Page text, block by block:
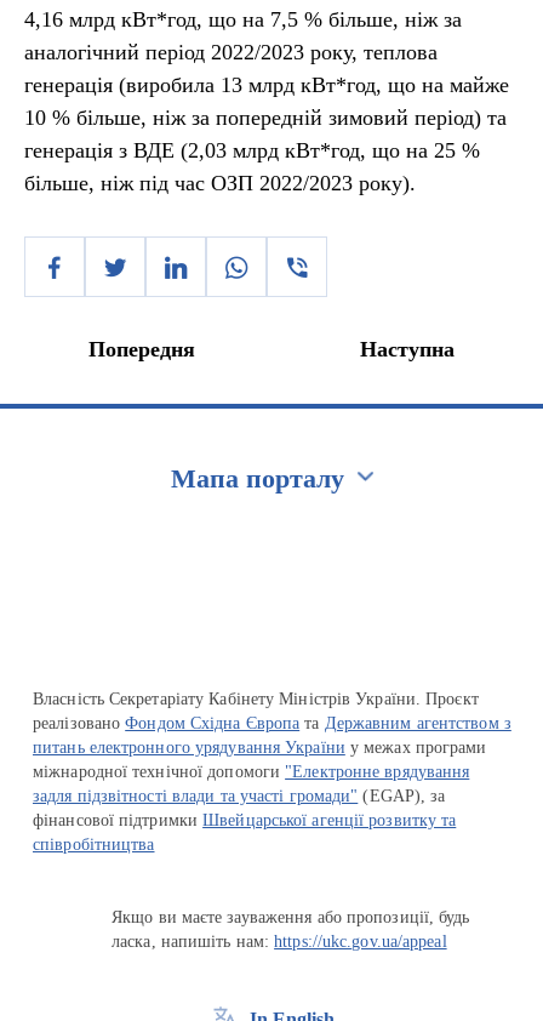
4,16 млрд кВт*год, що на 7,5 % більше, ніж за
аналогічний період 2022/2023 року, теплова
генерація (виробила 13 млрд кВт*год, що на майже
10 % більше, ніж за попередній зимовий період) та
генерація з ВДЕ (2,03 млрд кВт*год, що на 25 %
більше, ніж під час ОЗП 2022/2023 року).
Попередня Наступна
Мапа порталу
Власність Секретаріату Кабінету Міністрів України. Проєкт
реалізованоФондом Східна Європа та Державним агентством з
питань електронного урядування України у межах програми
міжнародної технічної допомоги "Електронне врядування
задля підзвітності влади та участі громади" (EGAP), за
фінансової підтримкиШвейцарської агенції розвитку та
співробітництва
Якщо ви маєте зауваження або пропозиції, будь
ласка, напишіть нам:https://ukc.gov.ua/appeal